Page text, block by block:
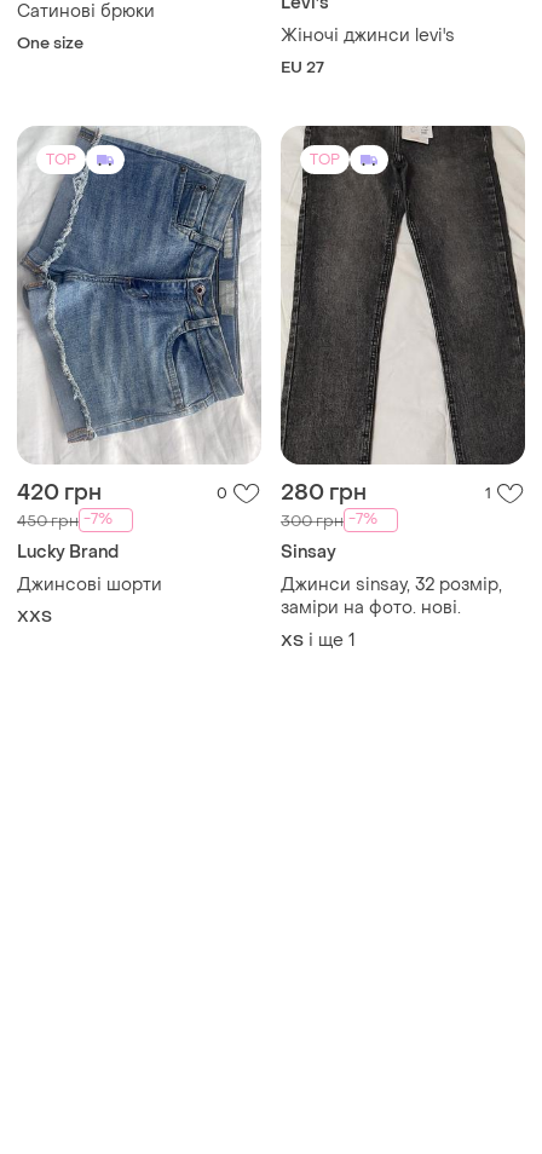
Сатинові брюки
One size
Жіночі джинси levi's
EU 27
TOP
420 грн 0
450 грн -7%
Lucky Brand
Джинсові шорти
XХS
TOP
280 грн 1
300 грн -7%
Sinsay
Джинси sinsay, 32 розмір,
заміри на фото. нові.
XS і ще 1